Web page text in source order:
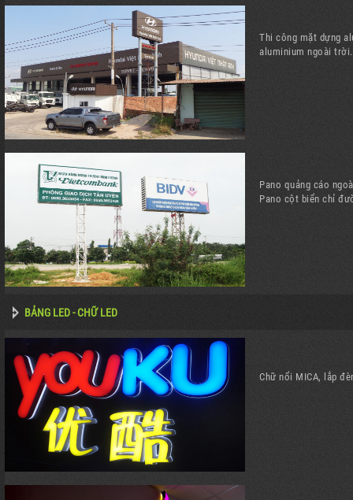
Thi công mặt dựng
aluminium ngoài trời.
Pano quảng cáo
Pano cột biển chỉ
BẢNG LED - CHỮ LED
Chữ nổi MICA, lắp